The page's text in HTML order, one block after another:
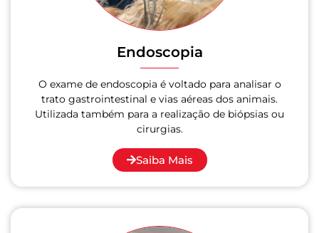
Endoscopia
O exame de endoscopia é voltado para analisar o
trato gastrointestinal e vias aéreas dos animais.
Utilizada também para a realização de biópsias ou
cirurgias.
Saiba Mais